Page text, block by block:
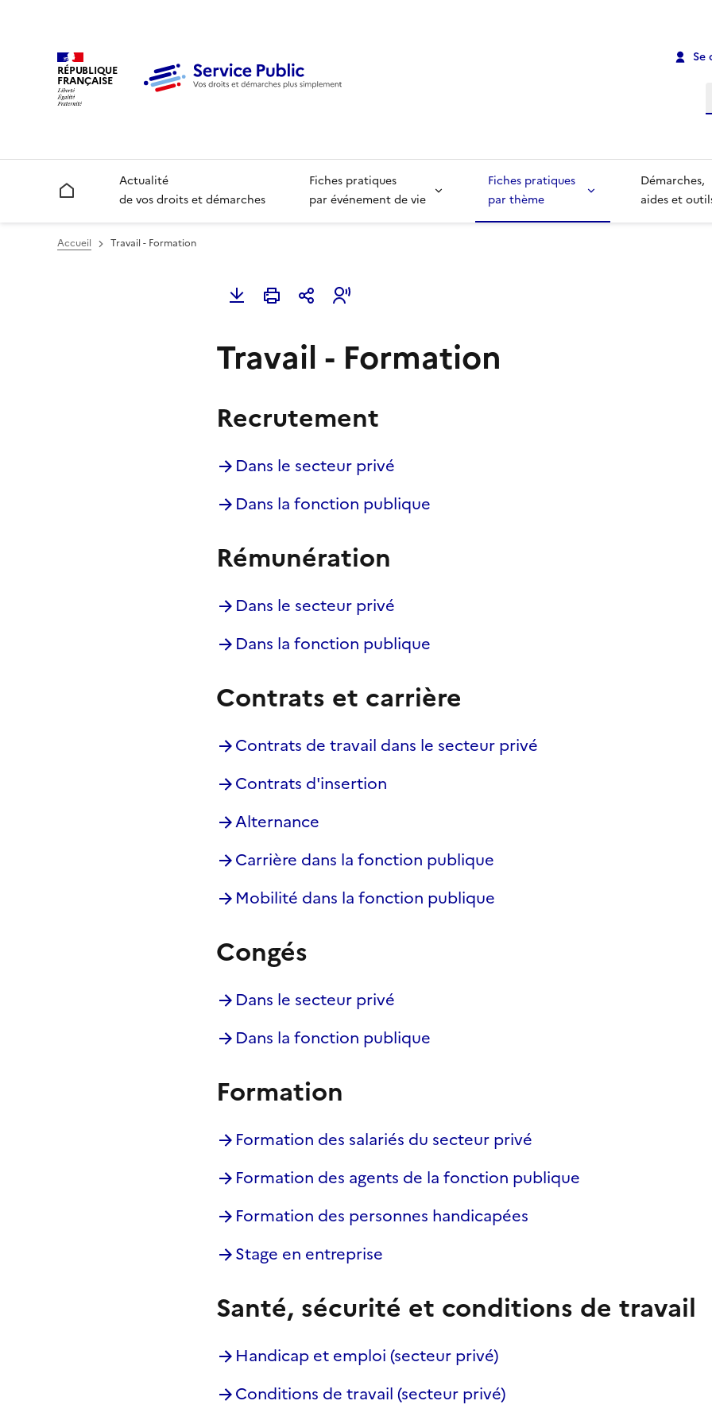
RÉPUBLIQUE
FRANÇAISE
Se
Accueil
Actualité
de vos droits et démarches
Fiches pratiques
par événement de vie
Fiches pratiques
par thème
Démarches,
aides et
Accueil Travail - Formation
Travail - Formation
Recrutement
Dans le secteur privé
Dans la fonction publique
Rémunération
Dans le secteur privé
Dans la fonction publique
Contrats et carrière
Contrats de travail dans le secteur privé
Contrats d'insertion
Alternance
Carrière dans la fonction publique
Mobilité dans la fonction publique
Congés
Dans le secteur privé
Dans la fonction publique
Formation
Formation des salariés du secteur privé
Formation des agents de la fonction publique
Formation des personnes handicapées
Stage en entreprise
Santé, sécurité et conditions de travail
Handicap et emploi (secteur privé)
Conditions de travail (secteur privé)